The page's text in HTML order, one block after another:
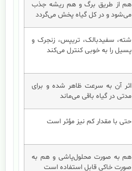
هم از طریق برگ و هم ریشه جذب
می‌شود و در کل گیاه پخش می‌گردد
شته، سفیدبالک، تریپس، زنجرک و
پسیل را به خوبی کنترل می‌کند
اثر آن به سرعت ظاهر شده و برای
مدتی در گیاه باقی می‌ماند
حتی با مقدار کم نیز مؤثر است
هم به صورت محلول‌پاشی و هم به
صورت خاکی قابل استفاده است